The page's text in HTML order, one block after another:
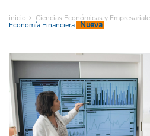
inicio Ciencias Económicas y
Economía Financiera Nueva